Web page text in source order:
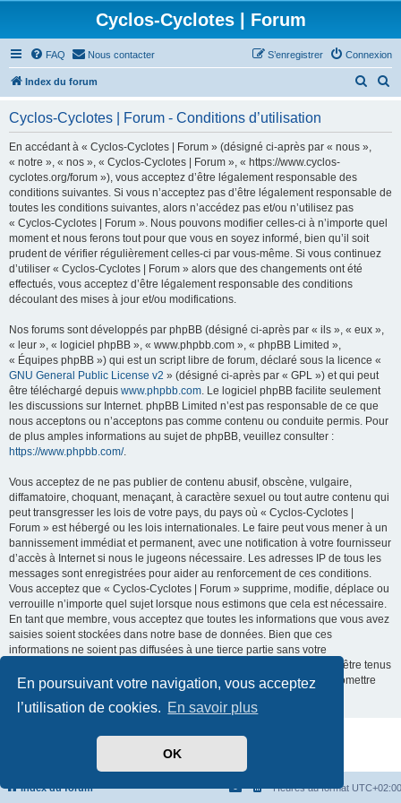
En poursuivant votre navigation, vous acceptez
l’utilisation de cookies. En savoir plus
OK
Cyclos-Cyclotes | Forum
FAQ Nous contacter Connexion
S’enregistrer
Index du forum
r
h
e
Cyclos-Cyclotes | Forum - Conditions d’utilisation
En accédant à « Cyclos-Cyclotes | Forum » (désigné ci-après par « nous »,
« notre », « nos », « Cyclos-Cyclotes | Forum », « https://www.cyclos-
cyclotes.org/forum »), vous acceptez d’être légalement responsable des
conditions suivantes. Si vous n’acceptez pas d’être légalement responsable de
toutes les conditions suivantes, alors n’accédez pas et/ou n’utilisez pas
« Cyclos-Cyclotes | Forum ». Nous pouvons modifier celles-ci à n’importe quel
moment et nous ferons tout pour que vous en soyez informé, bien qu’il soit
prudent de vérifier régulièrement celles-ci par vous-même. Si vous continuez
d’utiliser « Cyclos-Cyclotes | Forum » alors que des changements ont été
effectués, vous acceptez d’être légalement responsable des conditions
découlant des mises à jour et/ou modifications.
Nos forums sont développés par phpBB (désigné ci-après par « ils », « eux »,
« leur », « logiciel phpBB », « www.phpbb.com », « phpBB Limited »,
« Équipes phpBB ») qui est un script libre de forum, déclaré sous la licence «
GNU General Public License v2 » (désigné ci-après par « GPL ») et qui peut
être téléchargé depuis www.phpbb.com. Le logiciel phpBB facilite seulement
les discussions sur Internet. phpBB Limited n’est pas responsable de ce que
nous acceptons ou n’acceptons pas comme contenu ou conduite permis. Pour
de plus amples informations au sujet de phpBB, veuillez consulter :
https://www.phpbb.com/.
Vous acceptez de ne pas publier de contenu abusif, obscène, vulgaire,
diffamatoire, choquant, menaçant, à caractère sexuel ou tout autre contenu qui
peut transgresser les lois de votre pays, du pays où « Cyclos-Cyclotes |
Forum » est hébergé ou les lois internationales. Le faire peut vous mener à un
bannissement immédiat et permanent, avec une notification à votre fournisseur
d’accès à Internet si nous le jugeons nécessaire. Les adresses IP de tous les
messages sont enregistrées pour aider au renforcement de ces conditions.
Vous acceptez que « Cyclos-Cyclotes | Forum » supprime, modifie, déplace ou
verrouille n’importe quel sujet lorsque nous estimons que cela est nécessaire.
En tant que membre, vous acceptez que toutes les informations que vous avez
saisies soient stockées dans notre base de données. Bien que ces
informations ne soient pas diffusées à une tierce partie sans votre
consentement, ni « Cyclos-Cyclotes | Forum », ni phpBB ne pourront être tenus
comme responsables en cas de tentative de piratage visant à compromettre
Index du forum Heures au format UTC+02:00
Développé parphpBB® Forum Software © phpBB Limited
Traduit par
Confidentialité|Conditions